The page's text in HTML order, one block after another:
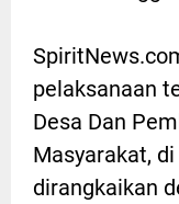
pelaksanaan
Desa Dan
Masyarakat,
dirangkaikan